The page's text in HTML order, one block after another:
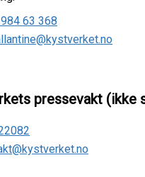
63 368
pressevakt (ikke